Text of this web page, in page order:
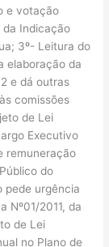
e votação
da Indicação
3º- Leitura do
elaboração da
e dá outras
comissões
de Lei
Executivo
remuneração
do
pede urgência
Nº01/2011, da
de Lei
no Plano de